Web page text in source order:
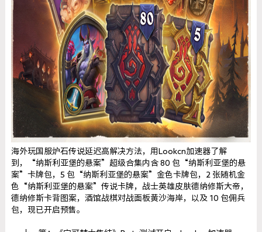
海外玩国服炉石传说延迟高解决方法，用Lookcn加速器了解
到，“纳斯利亚堡的悬案”超级合集内含 80 包“纳斯利亚堡的悬
案”卡牌包，5 包“纳斯利亚堡的悬案”金色卡牌包，2 张随机金
色“纳斯利亚堡的悬案”传说卡牌，战士英雄皮肤德纳修斯大帝，
德纳修斯卡背图案，酒馆战棋对战面板黄沙海岸，以及 10 包佣兵
包，现已开启预售。